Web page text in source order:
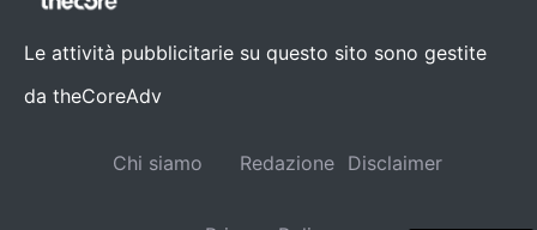
Le attività pubblicitarie su questo sito sono gestite
da theCoreAdv
Chi siamo Redazione Disclaimer